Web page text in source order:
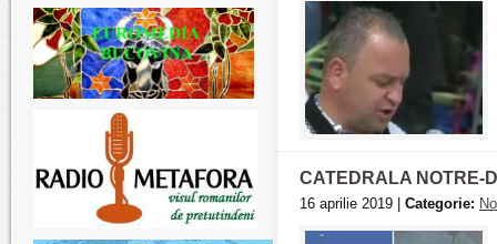
CATEDRALA NOTRE-
16 aprilie 2019 | Categorie: